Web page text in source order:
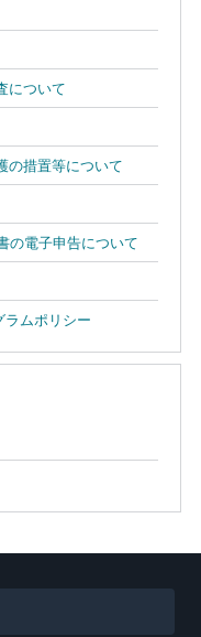
について
の措置等について
の電子申告について
ムポリシー